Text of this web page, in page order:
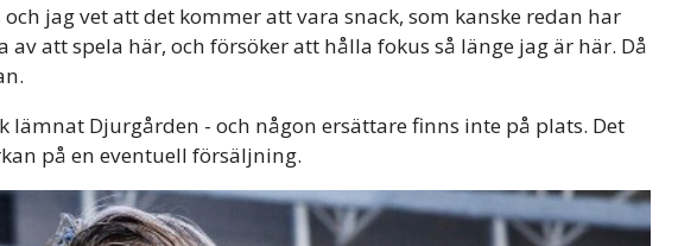
jag vet att det kommer att vara snack, som kanske redan har
att spela här, och försöker att hålla fokus så länge jag är här. Då
lämnat Djurgården - och någon ersättare finns inte på plats. Det
på en eventuell försäljning.